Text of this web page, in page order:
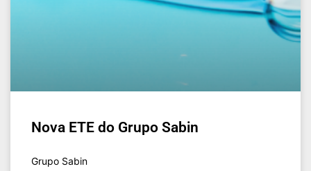
Nova ETE do Grupo Sabin
Grupo Sabin